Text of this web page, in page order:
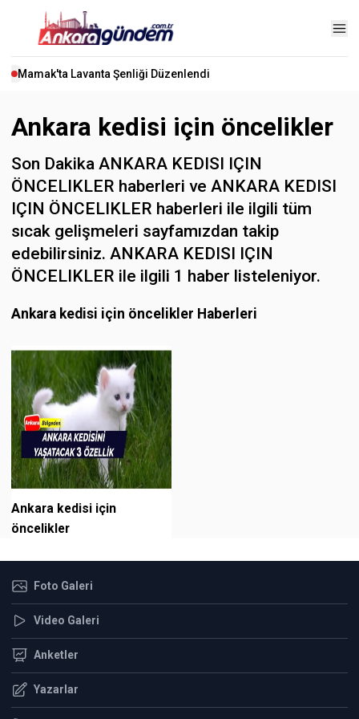
Mamak'ta Lavanta Şenliği Düzenlendi
Ankara kedisi için öncelikler
Son Dakika ANKARA KEDISI IÇIN
ÖNCELIKLER haberleri ve ANKARA KEDISI
IÇIN ÖNCELIKLER haberleri ile ilgili tüm
sıcak gelişmeleri sayfamızdan takip
edebilirsiniz. ANKARA KEDISI IÇIN
ÖNCELIKLER ile ilgili 1 haber listeleniyor.
Ankara kedisi için öncelikler Haberleri
Ankara kedisi için
öncelikler
Foto Galeri
Video Galeri
Anketler
Yazarlar